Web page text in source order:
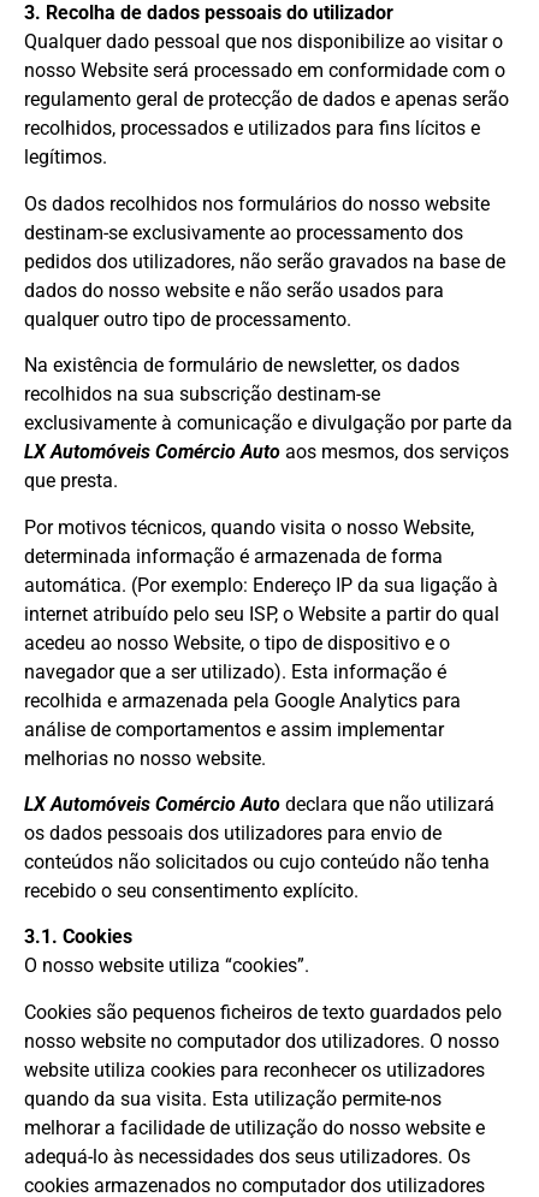
3. Recolha de dados pessoais do utilizador
Qualquer dado pessoal que nos disponibilize ao visitar o
nosso Website será processado em conformidade com o
regulamento geral de protecção de dados e apenas serão
recolhidos, processados e utilizados para fins lícitos e
legítimos.
Os dados recolhidos nos formulários do nosso website
destinam-se exclusivamente ao processamento dos
pedidos dos utilizadores, não serão gravados na base de
dados do nosso website e não serão usados para
qualquer outro tipo de processamento.
Na existência de formulário de newsletter, os dados
recolhidos na sua subscrição destinam-se
exclusivamente à comunicação e divulgação por parte da
LX Automóveis Comércio Auto aos mesmos, dos serviços
que presta.
Por motivos técnicos, quando visita o nosso Website,
determinada informação é armazenada de forma
automática. (Por exemplo: Endereço IP da sua ligação à
internet atribuído pelo seu ISP, o Website a partir do qual
acedeu ao nosso Website, o tipo de dispositivo e o
navegador que a ser utilizado). Esta informação é
recolhida e armazenada pela Google Analytics para
análise de comportamentos e assim implementar
melhorias no nosso website.
LX Automóveis Comércio Auto declara que não utilizará
os dados pessoais dos utilizadores para envio de
conteúdos não solicitados ou cujo conteúdo não tenha
recebido o seu consentimento explícito.
3.1. Cookies
O nosso website utiliza “cookies”.
Cookies são pequenos ficheiros de texto guardados pelo
nosso website no computador dos utilizadores. O nosso
website utiliza cookies para reconhecer os utilizadores
quando da sua visita. Esta utilização permite-nos
melhorar a facilidade de utilização do nosso website e
adequá-lo às necessidades dos seus utilizadores. Os
cookies armazenados no computador dos utilizadores